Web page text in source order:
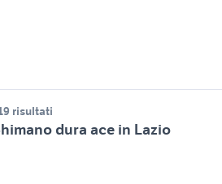
risultati
dura ace in Lazio